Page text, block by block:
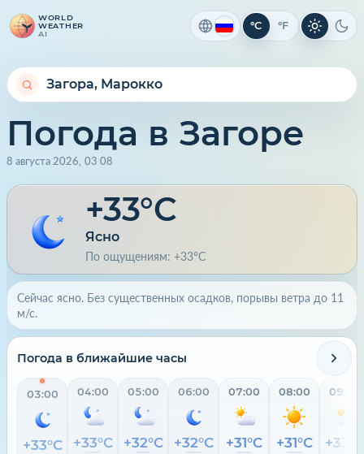
WORLD
WEATHER
AI
°C °F Светлая
Погода в Загоре
8 августа 2026 03 08
+33°C
Ясно
По ощущениям: +33°C
Сейчас ясно. Без существенных осадков, порывы ветра до 11
м/с.
Погода в ближайшие часы
03:00
+33°C
04:00
+33°C
05:00
+32°C
06:00
+32°C
07:00
+31°C
08:00
+31°C
09:00
+33°C